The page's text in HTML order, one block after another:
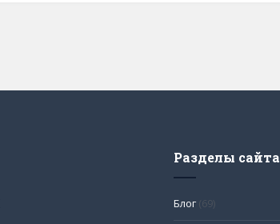
Разделы сайта
Блог (69)